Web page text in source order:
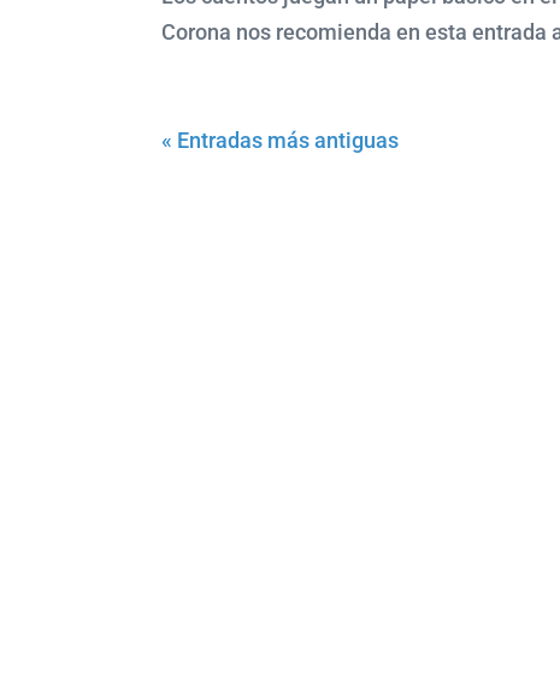
Corona nos recomienda en esta
« Entradas más antiguas